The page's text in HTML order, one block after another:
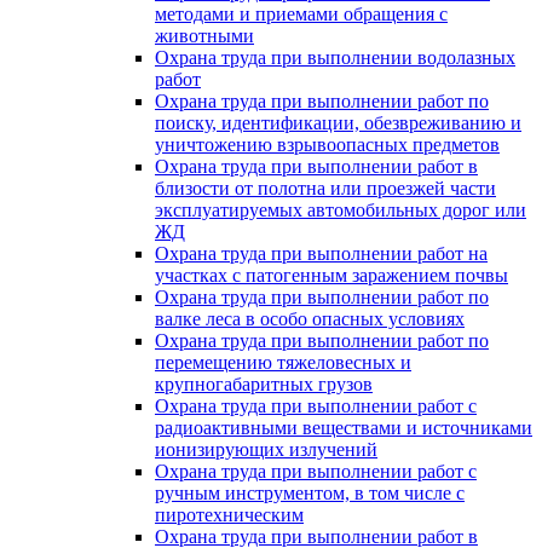
методами и приемами обращения с
животными
Охрана труда при выполнении водолазных
работ
Охрана труда при выполнении работ по
поиску, идентификации, обезвреживанию и
уничтожению взрывоопасных предметов
Охрана труда при выполнении работ в
близости от полотна или проезжей части
эксплуатируемых автомобильных дорог или
ЖД
Охрана труда при выполнении работ на
участках с патогенным заражением почвы
Охрана труда при выполнении работ по
валке леса в особо опасных условиях
Охрана труда при выполнении работ по
перемещению тяжеловесных и
крупногабаритных грузов
Охрана труда при выполнении работ с
радиоактивными веществами и источниками
ионизирующих излучений
Охрана труда при выполнении работ с
ручным инструментом, в том числе с
пиротехническим
Охрана труда при выполнении работ в